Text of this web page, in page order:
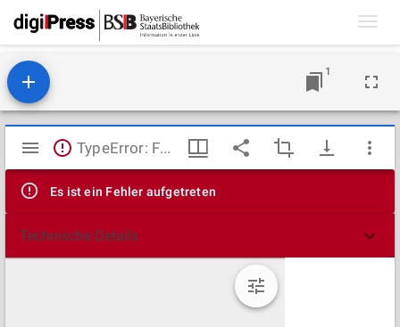
1
Mirador
Viewer
TypeError: Failed to fetch
Es ist ein Fehler aufgetreten
Technische Details